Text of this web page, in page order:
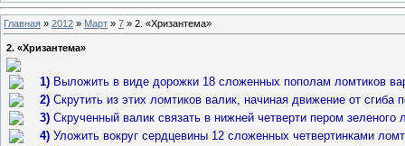
Главная » 2012 » Март » 7 » 2. «Хризантема»
2. «Хризантема»
1) Выложить в виде дорожки 18 сложенных пополам ломтиков
2) Скрутить из этих ломтиков валик, начиная движение от сгиба
3) Скрученный валик связать в нижней четверти пером зеленого
4) Уложить вокруг сердцевины 12 сложенных четвертинками